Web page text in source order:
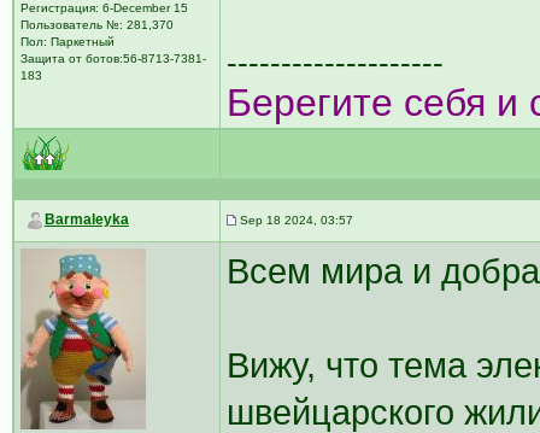
Регистрация: 6-December 15
Пользователь №: 281,370
Пол: Паркетный
Защита от ботов:56-8713-7381-
183
--------------------
Берегите себя и
Barmaleyka Sep 18 2024, 03:57
Всем мира и
Вижу, что тема
швейцарского